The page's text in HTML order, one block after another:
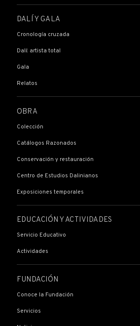
DALÍ Y GALA
Cronología cruzada
Dalí: artista total
Gala
Relatos
OBRA
Colección
Catálogos Razonados
Conservación y restauración
Centro de Estudios Dalinianos
Exposiciones temporales
EDUCACIÓN Y ACTIVIDADES
Servicio Educativo
Actividades
FUNDACIÓN
Conoce la Fundación
Servicios